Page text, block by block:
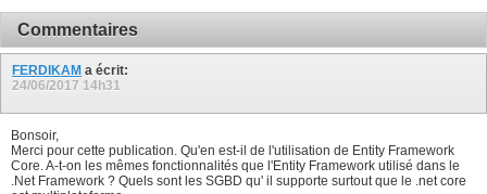
Commentaires
FERDIKAM a écrit:
24/06/2017 14h31
Bonsoir,
Merci pour cette publication. Qu'en est-il de l'utilisation de Entity Framework
Core. A-t-on les mêmes fonctionnalités que l'Entity Framework utilisé dans le
.Net Framework ? Quels sont les SGBD qu' il supporte surtout que le .net core